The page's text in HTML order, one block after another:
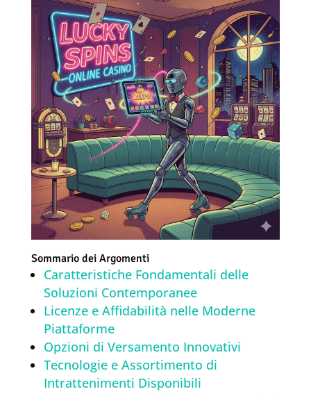
Sommario dei Argomenti
Caratteristiche Fondamentali delle
Soluzioni Contemporanee
Licenze e Affidabilità nelle Moderne
Piattaforme
Opzioni di Versamento Innovativi
Tecnologie e Assortimento di
Intrattenimenti Disponibili